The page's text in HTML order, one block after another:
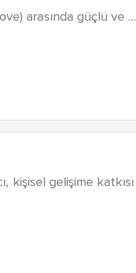
arasında güçlü ve …
kişisel gelişime katkısı